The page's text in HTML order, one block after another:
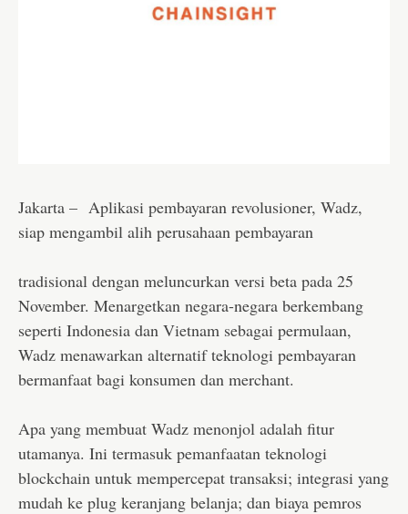
Jakarta – Aplikasi pembayaran revolusioner, Wadz,
siap mengambil alih perusahaan pembayaran
tradisional dengan meluncurkan versi beta pada 25
November. Menargetkan negara-negara berkembang
seperti Indonesia dan Vietnam sebagai permulaan,
Wadz menawarkan alternatif teknologi pembayaran
bermanfaat bagi konsumen dan merchant.
Apa yang membuat Wadz menonjol adalah fitur
utamanya. Ini termasuk pemanfaatan teknologi
blockchain untuk mempercepat transaksi; integrasi yang
mudah ke plug keranjang belanja; dan biaya pemros